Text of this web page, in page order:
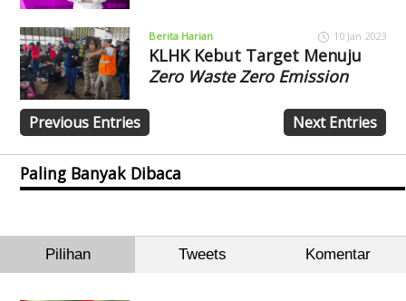
Berita Harian 10 Jan 2023
KLHK Kebut Target Menuju
Zero Waste Zero Emission
Previous Entries Next Entries
Paling Banyak Dibaca
Pilihan Tweets Komentar